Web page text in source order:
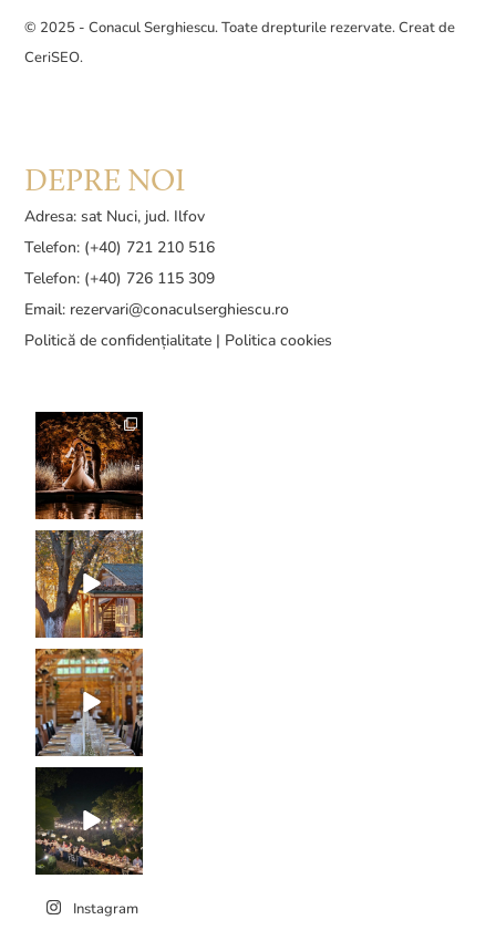
© 2025 - Conacul Serghiescu. Toate drepturile rezervate. Creat de
CeriSEO.
DEPRE NOI
Adresa: sat Nuci, jud. Ilfov
Telefon: (+40) 721 210 516
Telefon: (+40) 726 115 309
Email: rezervari@conaculserghiescu.ro
Politică de confidențialitate | Politica cookies
Instagram